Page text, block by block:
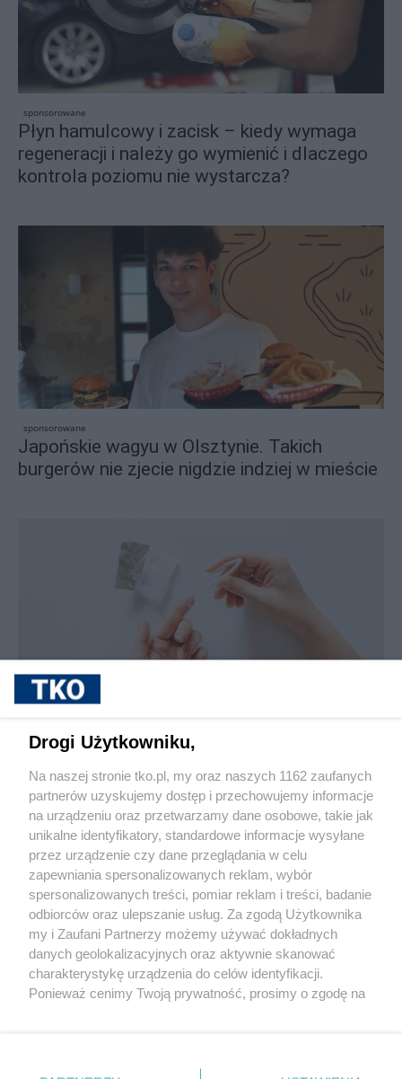
sponsorowane
Płyn hamulcowy i zacisk – kiedy wymaga
regeneracji i należy go wymienić i dlaczego
kontrola poziomu nie wystarcza?
sponsorowane
Japońskie wagyu w Olsztynie. Takich
burgerów nie zjecie nigdzie indziej w mieście
Jak rozpoznać, że soczewki kontaktowe są
Pokaż więcej
Reklama Tematy Archiwum artykułów
Drogi Użytkowniku,
Na naszej stronie tko.pl, my oraz naszych 1162 zaufanych
partnerów uzyskujemy dostęp i przechowujemy informacje
na urządzeniu oraz przetwarzamy dane osobowe, takie jak
unikalne identyfikatory, standardowe informacje wysyłane
przez urządzenie czy dane przeglądania w celu
zapewniania spersonalizowanych reklam, wybór
spersonalizowanych treści, pomiar reklam i treści, badanie
odbiorców oraz ulepszanie usług. Za zgodą Użytkownika
my i Zaufani Partnerzy możemy używać dokładnych
danych geolokalizacyjnych oraz aktywnie skanować
charakterystykę urządzenia do celów identyfikacji.
Ponieważ cenimy Twoją prywatność, prosimy o zgodę na
znajdujący się w lewym dolnym rogu strony
. Niektóre